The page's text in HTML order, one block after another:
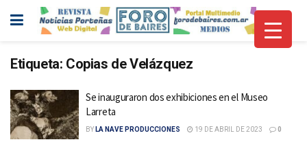
Etiqueta: Copias de Velázquez
Se inauguraron dos exhibiciones en el Museo
Larreta
BY LA NAVE PRODUCCIONES 19 DE ABRIL DE 2023 0